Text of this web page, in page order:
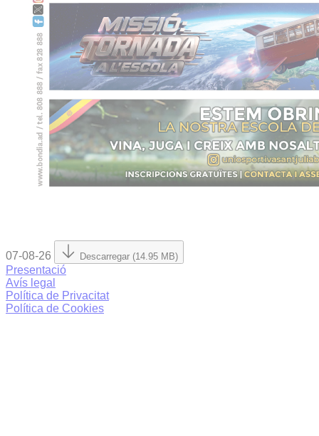
07-08-26 Descarregar (14.95 MB)
Presentació
Avís legal
Política de Privacitat
Política de Cookies